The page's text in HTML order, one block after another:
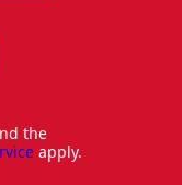
the
apply.